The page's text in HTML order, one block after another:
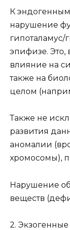
К
нарушение
эпифизе. Это,
влияние на
также на
целом
Также не
развития
аномалии
хромосомы),
Нарушение
веществ
2. Экзогенные